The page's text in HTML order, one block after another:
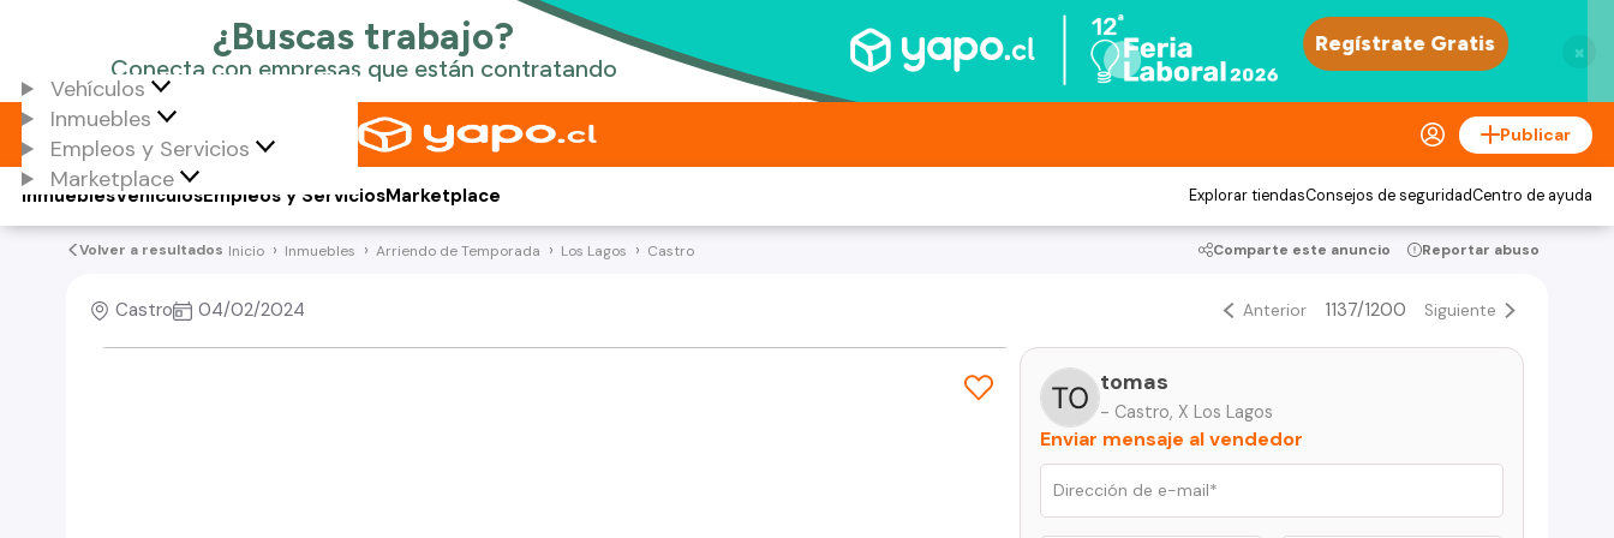
×
Vehículos
Inmuebles
Empleos y Servicios
Marketplace
Publicar
Vehículos
Inmuebles Empleos y ServiciosMarketplace Explorar tiendasConsejos de seguridadCentro de ayuda
Volver a resultados Inicio Inmuebles Arriendo de Temporada Los Lagos Castro Comparte este anuncio Reportar abuso
Castro 04/02/2024 Anterior 1137/1200 Siguiente
tomas
- Castro, X Los Lagos
Enviar mensaje al vendedor